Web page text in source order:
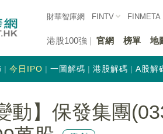
財華智庫網 FINTV FINMETA
港股100強 官網 榜單 地
今日IPO 一圖解碼 港股解碼 A股解
動】保發集團